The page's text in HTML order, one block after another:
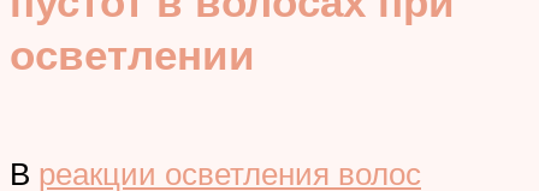
осветлении
В реакции осветления волос